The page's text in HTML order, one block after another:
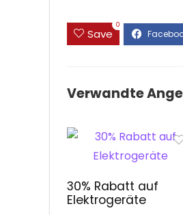
Save
0
Verwandte
30% Rabatt auf
Elektrogeräte